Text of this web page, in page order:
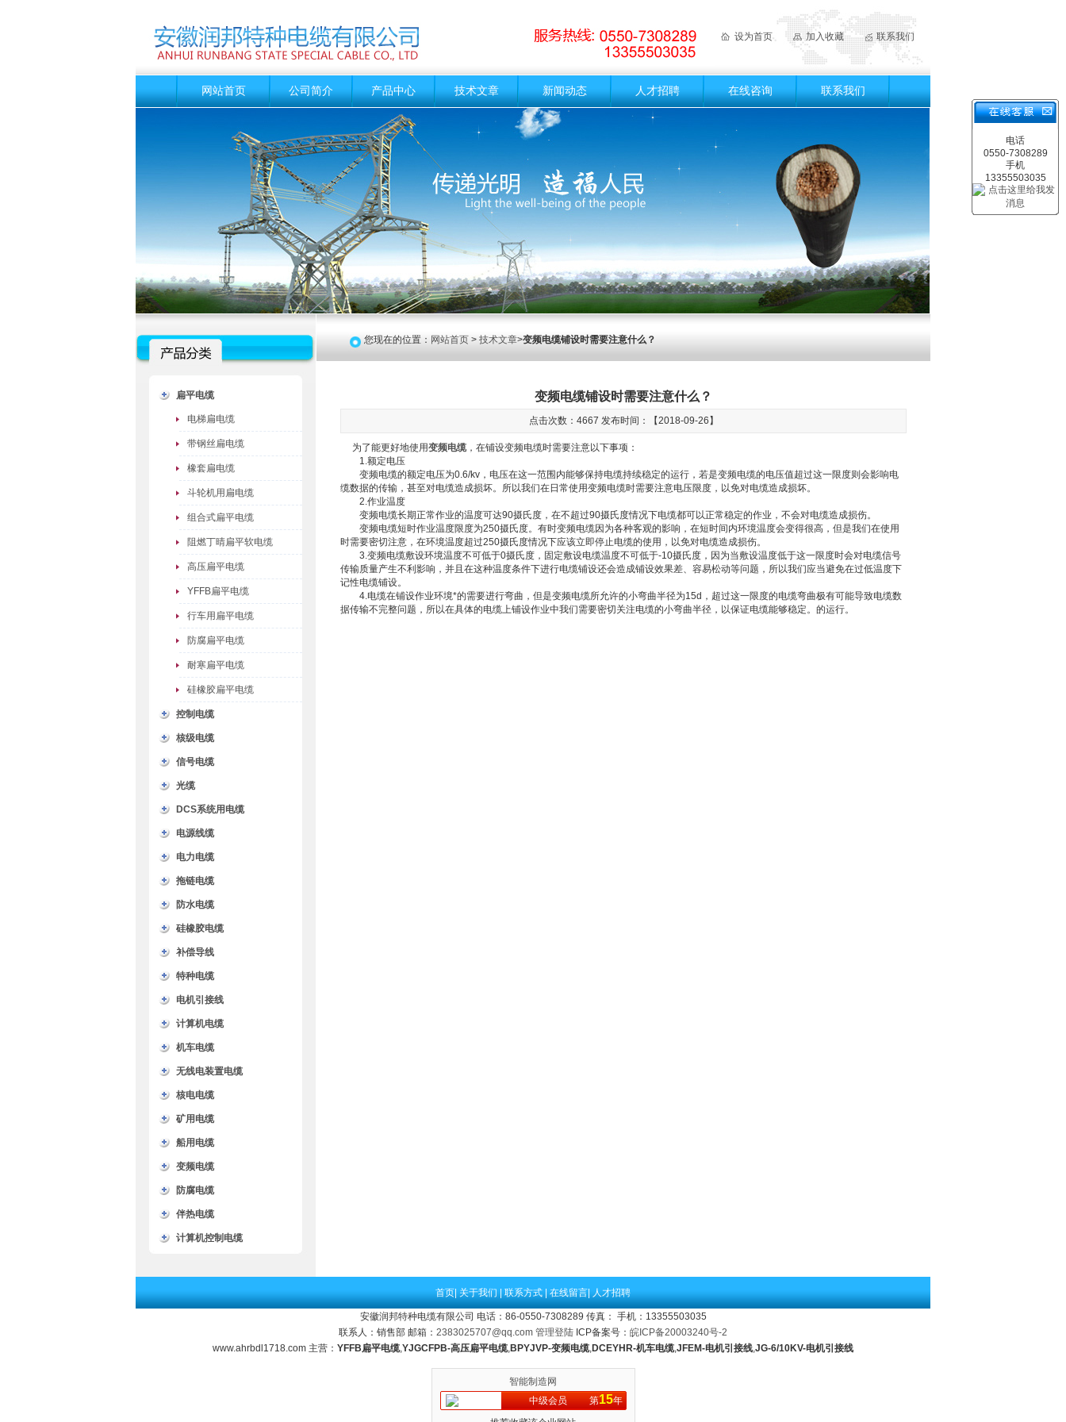
设为首页 加入收藏 联系我们
网站首页 公司简介 产品中心 技术文章 新闻动态 人才招聘 在线咨询 联系我们
电话
0550-7308289
手机
13355503035
扁平电缆
电梯扁电缆
带钢丝扁电缆
橡套扁电缆
斗轮机用扁电缆
组合式扁平电缆
阻燃丁晴扁平软电缆
高压扁平电缆
YFFB扁平电缆
行车用扁平电缆
防腐扁平电缆
耐寒扁平电缆
硅橡胶扁平电缆
控制电缆
核级电缆
信号电缆
光缆
DCS系统用电缆
电源线缆
电力电缆
拖链电缆
防水电缆
硅橡胶电缆
补偿导线
特种电缆
电机引接线
计算机电缆
机车电缆
无线电装置电缆
核电电缆
矿用电缆
船用电缆
变频电缆
防腐电缆
伴热电缆
计算机控制电缆
您现在的位置： 网站首页 > 技术文章>变频电缆铺设时需要注意什么？
变频电缆铺设时需要注意什么？
点击次数：4667 发布时间：【2018-09-26】
为了能更好地使用变频电缆，在铺设变频电缆时需要注意以下事项：
1.额定电压
变频电缆的额定电压为0.6/kv，电压在这一范围内能够保持电缆持续稳定的运行，若是变频电缆的电压值超过这一限度则会影响电
缆数据的传输，甚至对电缆造成损坏。所以我们在日常使用变频电缆时需要注意电压限度，以免对电缆造成损坏。
2.作业温度
变频电缆长期正常作业的温度可达90摄氏度，在不超过90摄氏度情况下电缆都可以正常稳定的作业，不会对电缆造成损伤。
变频电缆短时作业温度限度为250摄氏度。有时变频电缆因为各种客观的影响，在短时间内环境温度会变得很高，但是我们在使用
时需要密切注意，在环境温度超过250摄氏度情况下应该立即停止电缆的使用，以免对电缆造成损伤。
3.变频电缆敷设环境温度不可低于0摄氏度，固定敷设电缆温度不可低于-10摄氏度，因为当敷设温度低于这一限度时会对电缆信号
传输质量产生不利影响，并且在这种温度条件下进行电缆铺设还会造成铺设效果差、容易松动等问题，所以我们应当避免在过低温度下
记性电缆铺设。
4.电缆在铺设作业环境*的需要进行弯曲，但是变频电缆所允许的小弯曲半径为15d，超过这一限度的电缆弯曲极有可能导致电缆数
据传输不完整问题，所以在具体的电缆上铺设作业中我们需要密切关注电缆的小弯曲半径，以保证电缆能够稳定。的运行。
首页 关于我们 联系方式 在线留言 人才招聘
安徽润邦特种电缆有限公司 电话：86-0550-7308289 传真： 手机：13355503035
联系人：销售部 邮箱： 2383025707@qq.com 管理登陆 ICP备案号： 皖ICP备20003240号-2
www.ahrbdl1718.com 主营： YFFB扁平电缆,YJGCFPB-高压扁平电缆,BPYJVP-变频电缆,DCEYHR-机车电缆,JFEM-电机引接线,JG-6/10KV-电机引接线
智能制造网
中级会员
第15年